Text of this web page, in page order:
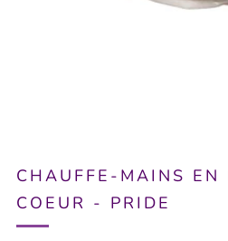
CHAUFFE-MAINS EN
COEUR - PRIDE